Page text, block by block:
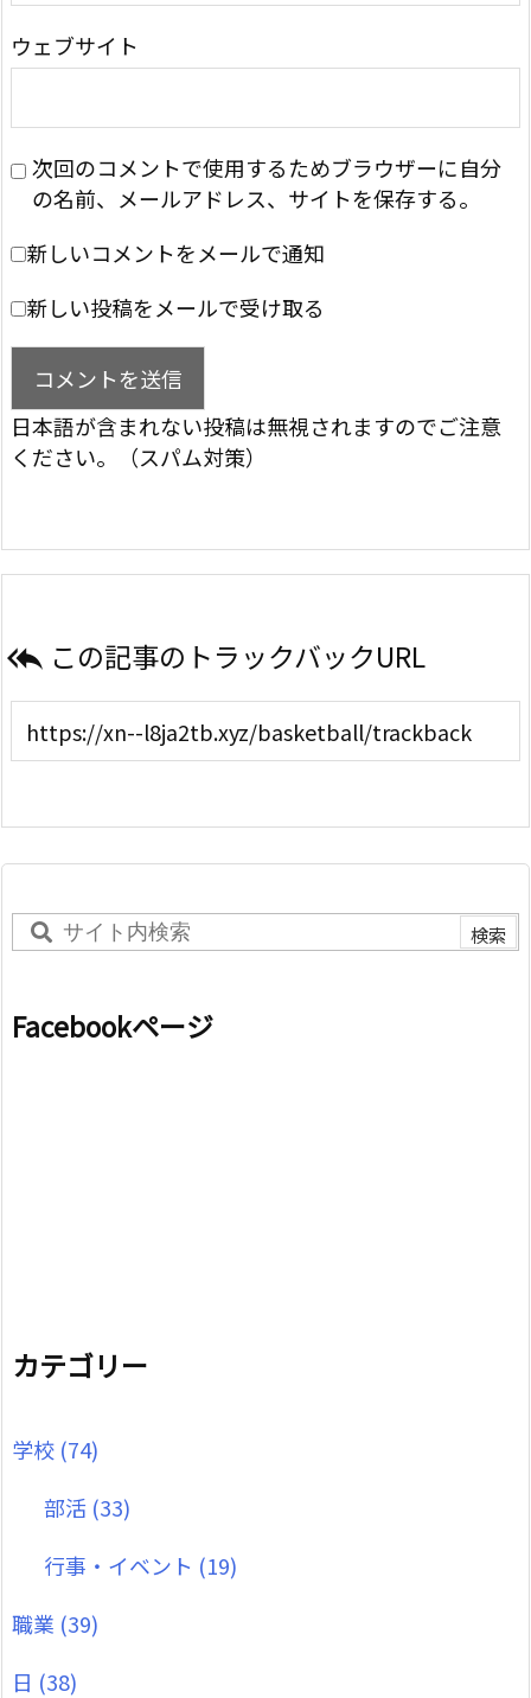
ウェブサイト
次回のコメントで使用するためブラウザーに自分
の名前、メールアドレス、サイトを保存する。
新しいコメントをメールで通知
新しい投稿をメールで受け取る
日本語が含まれない投稿は無視されますのでご注意
ください。（スパム対策）
 この記事のトラックバックURL
Facebookページ
カテゴリー
学校 (74)
部活 (33)
行事・イベント (19)
職業 (39)
日 (38)